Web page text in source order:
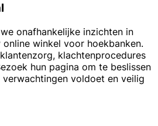
onafhankelijke inzichten in
winkel voor hoekbanken.
klachtenprocedures
hun pagina om te beslissen
voldoet en veilig